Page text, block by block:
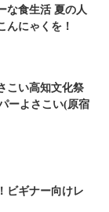
な食生活 夏の人
んにゃくを！
こい高知文化祭
ーよさこい(原宿
ビギナー向けレ